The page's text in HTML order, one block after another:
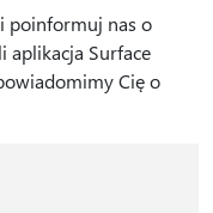
poinformuj nas o
aplikacja Surface
Cię o